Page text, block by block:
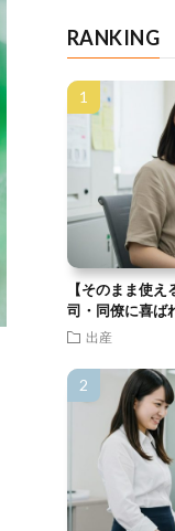
RANKING
【そのまま使
司・同僚に喜ば
出産